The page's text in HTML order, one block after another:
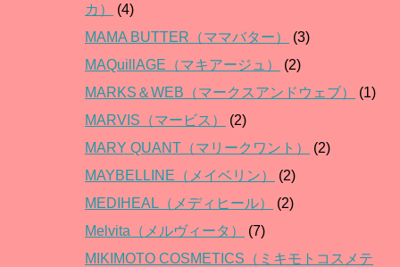
カ）
(4)
MAMA BUTTER（ママバター）
(3)
MAQuillAGE（マキアージュ）
(2)
MARKS＆WEB（マークスアンドウェブ）
(1)
MARVIS（マービス）
(2)
MARY QUANT（マリークワント）
(2)
MAYBELLINE（メイベリン）
(2)
MEDIHEAL（メディヒール）
(2)
Melvita（メルヴィータ）
(7)
MIKIMOTO COSMETICS（ミキモトコスメテ